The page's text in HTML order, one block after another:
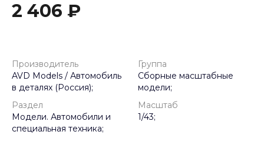
2 406 ₽
Производитель
AVD Models / Автомобиль
в деталях (Россия);
Группа
Сборные масштабные
модели;
Раздел
Модели. Автомобили и
специальная техника;
Масштаб
1/43;